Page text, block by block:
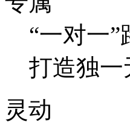
“一对一”
打造独
灵动